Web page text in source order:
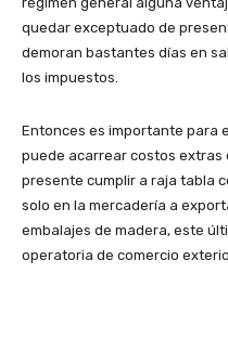
quedar exceptuado de
demoran bastantes días en
los impuestos.
Entonces es importante para
puede acarrear costos extras
presente cumplir a raja tabla
solo en la mercadería a
embalajes de madera, este
operatoria de comercio